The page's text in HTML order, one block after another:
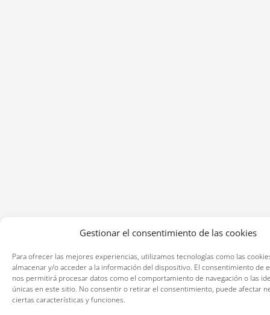
Gestionar el consentimiento de las cookies
Para ofrecer las mejores experiencias, utilizamos tecnologías como las
almacenar y/o acceder a la información del dispositivo. El consentimiento de
nos permitirá procesar datos como el comportamiento de navegación o las
únicas en este sitio. No consentir o retirar el consentimiento, puede afectar
ciertas características y funciones.